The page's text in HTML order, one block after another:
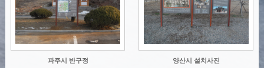
파주시 반구정 양산시 설치사진